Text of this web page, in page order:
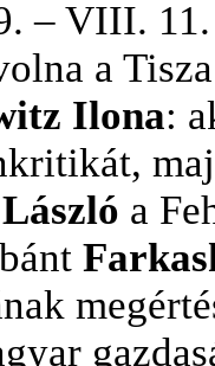
– VIII. 11.
a
Ilona:
a